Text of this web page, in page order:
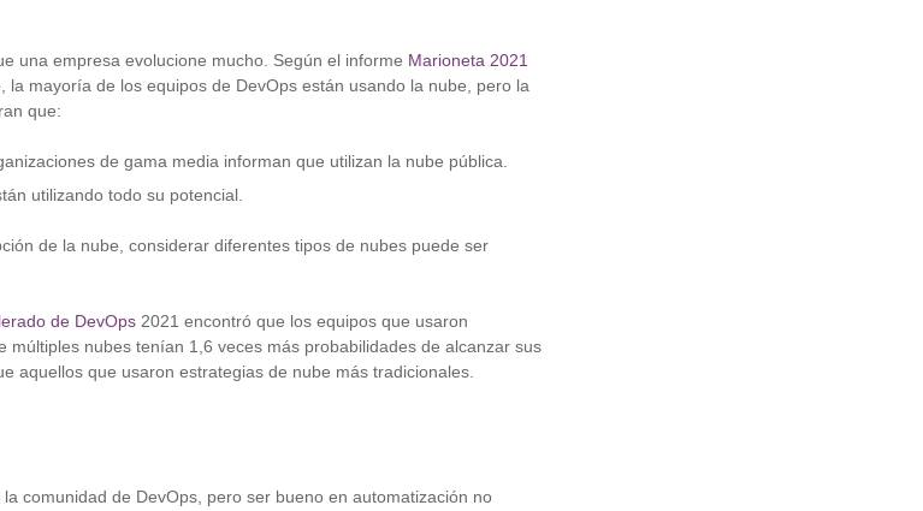
una empresa evolucione mucho. Según el informe Marioneta 2021
la mayoría de los equipos de DevOps están usando la nube, pero la
que:
de gama media informan que utilizan la nube pública.
utilizando todo su potencial.
de la nube, considerar diferentes tipos de nubes puede ser
de DevOps 2021 encontró que los equipos que usaron
múltiples nubes tenían 1,6 veces más probabilidades de alcanzar sus
aquellos que usaron estrategias de nube más tradicionales.
comunidad de DevOps, pero ser bueno en automatización no